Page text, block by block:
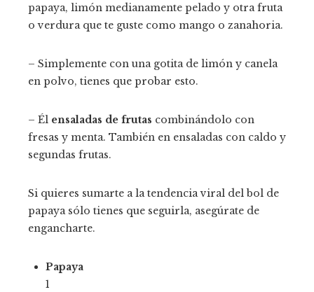
papaya, limón medianamente pelado y otra fruta
o verdura que te guste como mango o zanahoria.
– Simplemente con una gotita de limón y canela
en polvo, tienes que probar esto.
– Él ensaladas de frutas combinándolo con
fresas y menta. También en ensaladas con caldo y
segundas frutas.
Si quieres sumarte a la tendencia viral del bol de
papaya sólo tienes que seguirla, asegúrate de
engancharte.
Papaya
1